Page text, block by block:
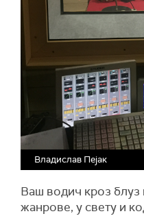
Владислав Пејак
Ваш водич кроз
жанрове, у свету и